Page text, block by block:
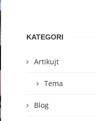
KATEGORI
Artikujt
Tema
Blog